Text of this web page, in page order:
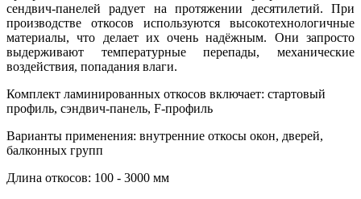
сендвич-панелей радует на протяжении десятилетий. При
производстве откосов используются высокотехнологичные
материалы, что делает их очень надёжным. Они запросто
выдерживают температурные перепады, механические
воздействия, попадания влаги.
Комплект ламинированных откосов включает: стартовый
профиль, сэндвич-панель, F-профиль
Варианты применения: внутренние откосы окон, дверей,
балконных групп
Длина откосов: 100 - 3000 мм